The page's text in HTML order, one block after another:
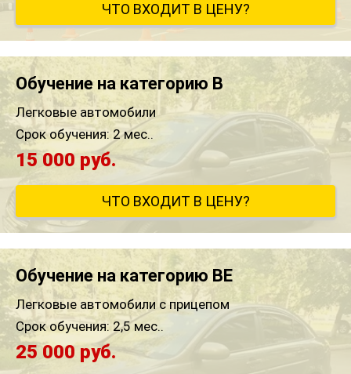
ЧТО ВХОДИТ В ЦЕНУ?
Обучение на категорию B
Легковые автомобили
Срок обучения: 2 мес..
15 000 руб.
ЧТО ВХОДИТ В ЦЕНУ?
Обучение на категорию BE
Легковые автомобили с прицепом
Срок обучения: 2,5 мес..
25 000 руб.